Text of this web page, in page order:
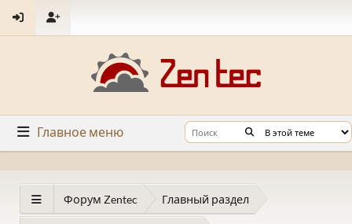
Главное меню
Форум Zentec Главный раздел